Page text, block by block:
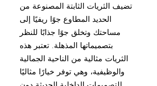
تضيف الثريات الثابتة المصنوعة من
الحديد المطاوع جوًا ريفيًا إلى
مساحتك وتخلق جوًا جذابًا للنظر
بتصميماتها المذهلة. تعتبر هذه
الثريات مثالية من الناحية الجمالية
والوظيفية، وهي توفر خيارًا مثاليًا